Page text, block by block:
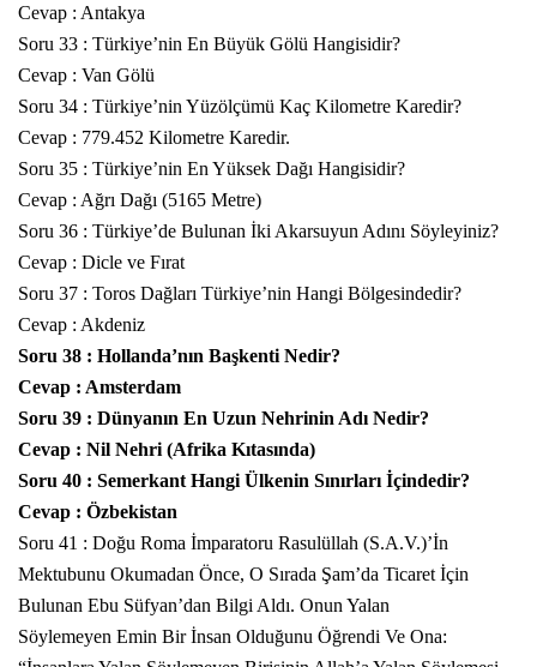
Cevap : Antakya
Soru 33 : Türkiye’nin En Büyük Gölü Hangisidir?
Cevap : Van Gölü
Soru 34 : Türkiye’nin Yüzölçümü Kaç Kilometre Karedir?
Cevap : 779.452 Kilometre Karedir.
Soru 35 : Türkiye’nin En Yüksek Dağı Hangisidir?
Cevap : Ağrı Dağı (5165 Metre)
Soru 36 : Türkiye’de Bulunan İki Akarsuyun Adını Söyleyiniz?
Cevap : Dicle ve Fırat
Soru 37 : Toros Dağları Türkiye’nin Hangi Bölgesindedir?
Cevap : Akdeniz
Soru 38 : Hollanda’nın Başkenti Nedir?
Cevap : Amsterdam
Soru 39 : Dünyanın En Uzun Nehrinin Adı Nedir?
Cevap : Nil Nehri (Afrika Kıtasında)
Soru 40 : Semerkant Hangi Ülkenin Sınırları İçindedir?
Cevap : Özbekistan
Soru 41 : Doğu Roma İmparatoru Rasulüllah (S.A.V.)’İn
Mektubunu Okumadan Önce, O Sırada Şam’da Ticaret İçin
Bulunan Ebu Süfyan’dan Bilgi Aldı. Onun Yalan
Söylemeyen Emin Bir İnsan Olduğunu Öğrendi Ve Ona: